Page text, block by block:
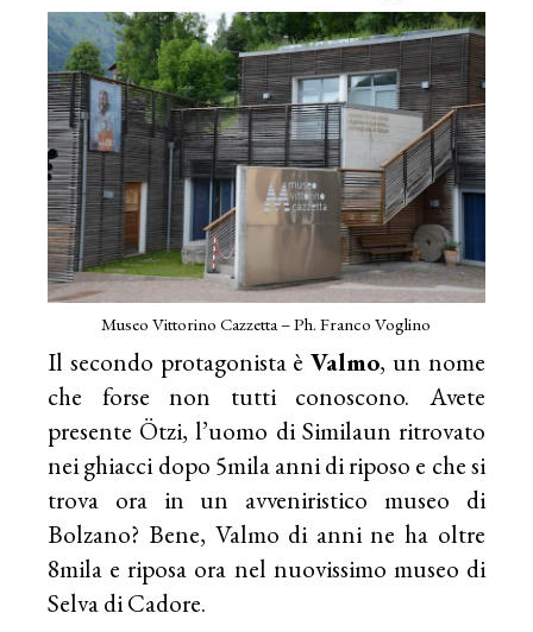
Museo Vittorino Cazzetta – Ph. Franco Voglino
Il secondo protagonista èValmo, un nome
che forse non tutti conoscono. Avete
presente Ötzi, l’uomo di Similaun ritrovato
nei ghiacci dopo 5mila anni di riposo e che si
trova ora in un avveniristico museo di
Bolzano? Bene, Valmo di anni ne ha oltre
8mila e riposa ora nel nuovissimo museo di
Selva di Cadore.